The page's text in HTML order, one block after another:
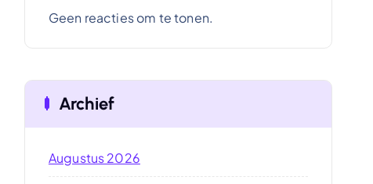
Geen reacties om te tonen.
Archief
Augustus 2026